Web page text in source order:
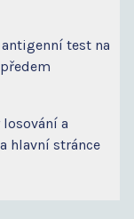
test na
a
hlavní stránce